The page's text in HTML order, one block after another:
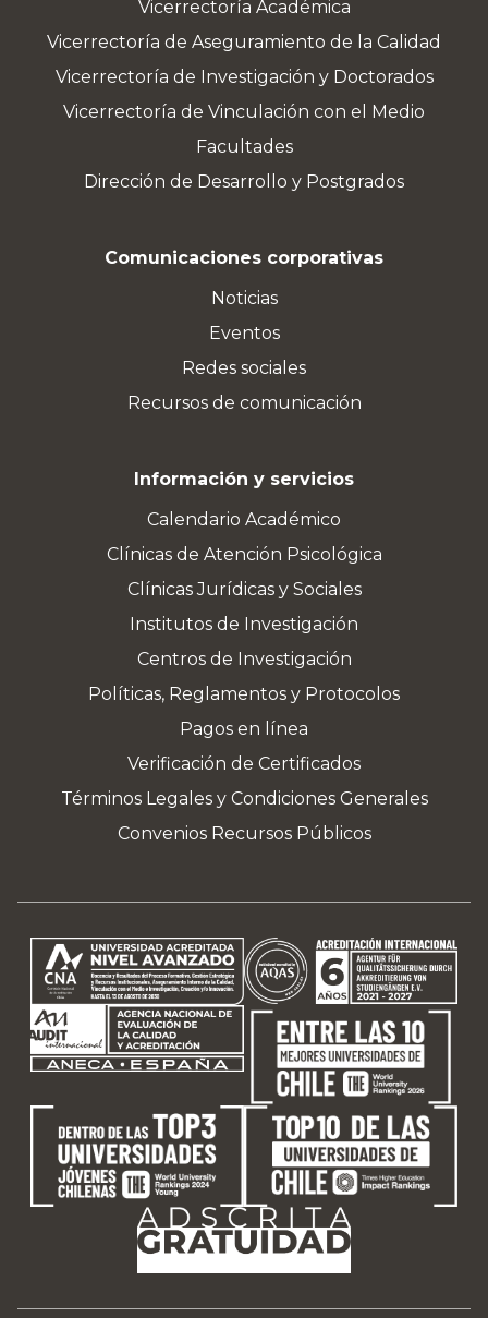
Vicerrectoría Académica
Vicerrectoría de Aseguramiento de la Calidad
Vicerrectoría de Investigación y Doctorados
Vicerrectoría de Vinculación con el Medio
Facultades
Dirección de Desarrollo y Postgrados
Comunicaciones corporativas
Noticias
Eventos
Redes sociales
Recursos de comunicación
Información y servicios
Calendario Académico
Clínicas de Atención Psicológica
Clínicas Jurídicas y Sociales
Institutos de Investigación
Centros de Investigación
Políticas, Reglamentos y Protocolos
Pagos en línea
Verificación de Certificados
Términos Legales y Condiciones Generales
Convenios Recursos Públicos